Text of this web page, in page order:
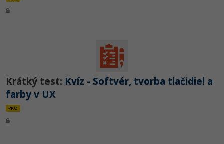
Krátký test: Kvíz - Softvér, tvorba tlačidiel a
farby v UX
PRO